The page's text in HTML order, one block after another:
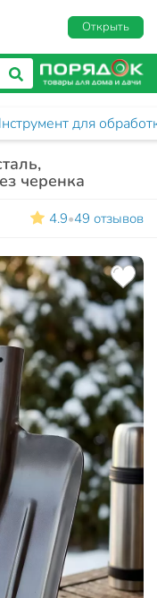
Открыть
для
черенка
4.9•49 отзывов